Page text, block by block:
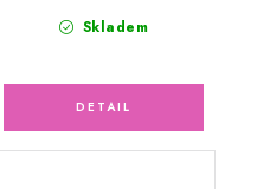
Skladem